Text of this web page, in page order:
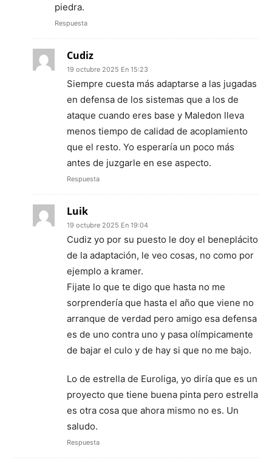
piedra.
Respuesta
Cudiz
19 octubre 2025 En 15:23
Siempre cuesta más adaptarse a las jugadas
en defensa de los sistemas que a los de
ataque cuando eres base y Maledon lleva
menos tiempo de calidad de acoplamiento
que el resto. Yo esperaría un poco más
antes de juzgarle en ese aspecto.
Respuesta
Luik
19 octubre 2025 En 19:04
Cudiz yo por su puesto le doy el beneplácito
de la adaptación, le veo cosas, no como por
ejemplo a kramer.
Fijate lo que te digo que hasta no me
sorprendería que hasta el año que viene no
arranque de verdad pero amigo esa defensa
es de uno contra uno y pasa olímpicamente
de bajar el culo y de hay si que no me bajo.
Lo de estrella de Euroliga, yo diría que es un
proyecto que tiene buena pinta pero estrella
es otra cosa que ahora mismo no es. Un
saludo.
Respuesta